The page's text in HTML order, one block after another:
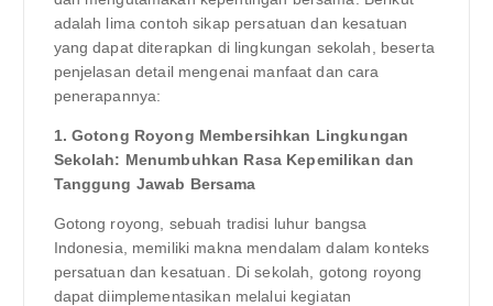
adalah lima contoh sikap persatuan dan kesatuan
yang dapat diterapkan di lingkungan sekolah, beserta
penjelasan detail mengenai manfaat dan cara
penerapannya:
1. Gotong Royong Membersihkan Lingkungan
Sekolah: Menumbuhkan Rasa Kepemilikan dan
Tanggung Jawab Bersama
Gotong royong, sebuah tradisi luhur bangsa
Indonesia, memiliki makna mendalam dalam konteks
persatuan dan kesatuan. Di sekolah, gotong royong
dapat diimplementasikan melalui kegiatan